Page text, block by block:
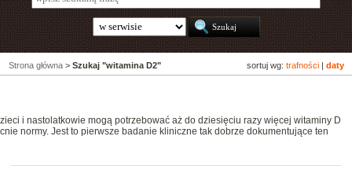
sortuj wg: trafności daty
Strona główna > Szukaj "witamina D2"
i nastolatkowie mogą potrzebować aż do dziesięciu razy więcej witaminy D
normy. Jest to pierwsze badanie kliniczne tak dobrze dokumentujące ten